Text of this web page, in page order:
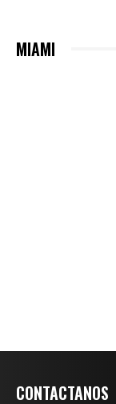
MIAMI
CONTACTANOS